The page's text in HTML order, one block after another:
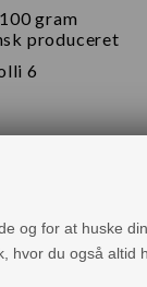
og for at huske
hvor du også altid
gram
produceret
6